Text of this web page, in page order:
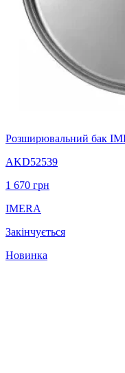
Розширювальний бак
AKD52539
1 670 грн
IMERA
Закінчується
Новинка